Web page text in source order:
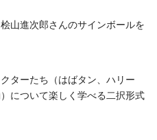
山進次郎さんのサインボールを
ターたち（はばタン、ハリー
について楽しく学べる二択形式